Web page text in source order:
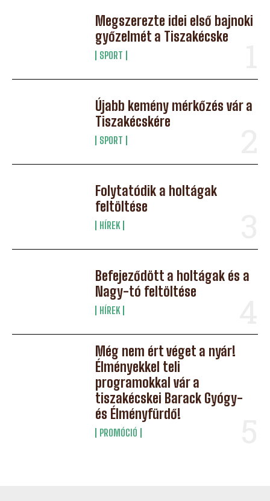
Megszerezte idei első bajnoki
győzelmét a Tiszakécske
SPORT
Újabb kemény mérkőzés vár a
Tiszakécskére
SPORT
Folytatódik a holtágak
feltöltése
HÍREK
Befejeződött a holtágak és a
Nagy-tó feltöltése
HÍREK
Még nem ért véget a nyár!
Élményekkel teli
programokkal vár a
tiszakécskei Barack Gyógy-
és Élményfürdő!
PROMÓCIÓ